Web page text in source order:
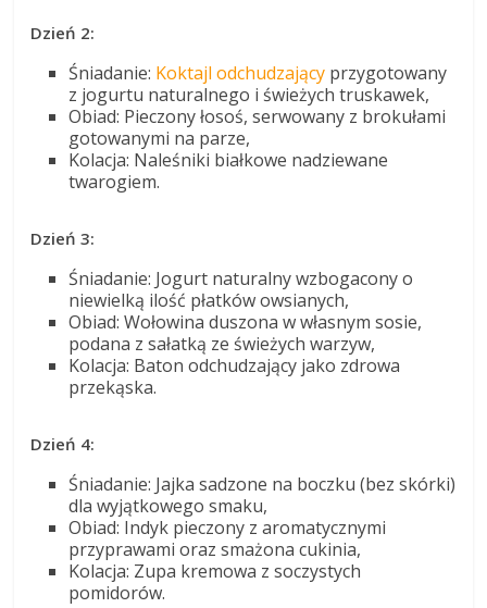
Dzień 2:
Śniadanie: Koktajl odchudzający przygotowany
z jogurtu naturalnego i świeżych truskawek,
Obiad: Pieczony łosoś, serwowany z brokułami
gotowanymi na parze,
Kolacja: Naleśniki białkowe nadziewane
twarogiem.
Dzień 3:
Śniadanie: Jogurt naturalny wzbogacony o
niewielką ilość płatków owsianych,
Obiad: Wołowina duszona w własnym sosie,
podana z sałatką ze świeżych warzyw,
Kolacja: Baton odchudzający jako zdrowa
przekąska.
Dzień 4:
Śniadanie: Jajka sadzone na boczku (bez skórki)
dla wyjątkowego smaku,
Obiad: Indyk pieczony z aromatycznymi
przyprawami oraz smażona cukinia,
Kolacja: Zupa kremowa z soczystych
pomidorów.